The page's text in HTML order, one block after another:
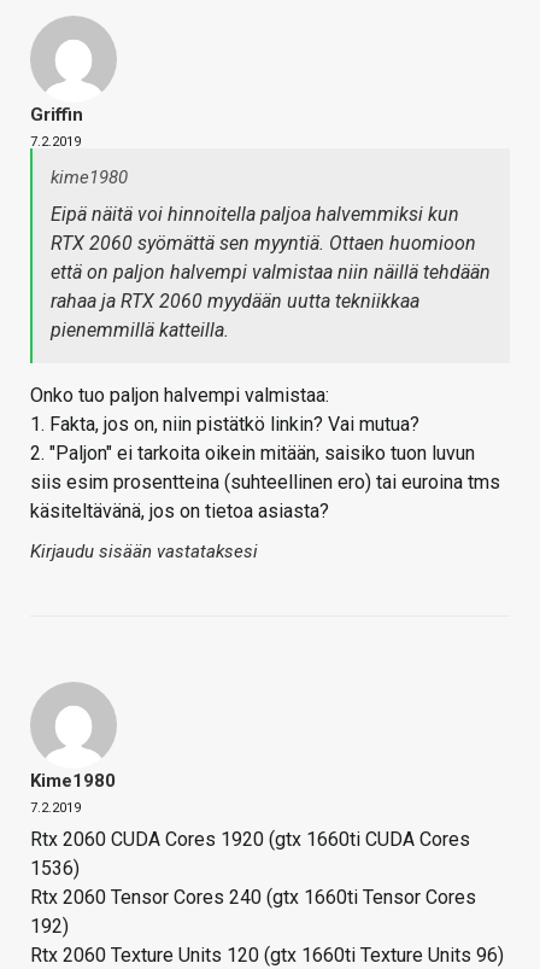
Griffin
7.2.2019
kime1980
Eipä näitä voi hinnoitella paljoa halvemmiksi kun
RTX 2060 syömättä sen myyntiä. Ottaen huomioon
että on paljon halvempi valmistaa niin näillä tehdään
rahaa ja RTX 2060 myydään uutta tekniikkaa
pienemmillä katteilla.
Onko tuo paljon halvempi valmistaa:
1. Fakta, jos on, niin pistätkö linkin? Vai mutua?
2. "Paljon" ei tarkoita oikein mitään, saisiko tuon luvun
siis esim prosentteina (suhteellinen ero) tai euroina tms
käsiteltävänä, jos on tietoa asiasta?
Kirjaudu sisään vastataksesi
Kime1980
7.2.2019
Rtx 2060 CUDA Cores 1920 (gtx 1660ti CUDA Cores
1536)
Rtx 2060 Tensor Cores 240 (gtx 1660ti Tensor Cores
192)
Rtx 2060 Texture Units 120 (gtx 1660ti Texture Units 96)